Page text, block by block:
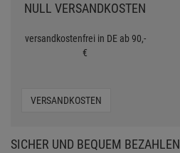
NULL VERSANDKOSTEN
versandkostenfrei in DE ab 90,-
€
VERSANDKOSTEN
SICHER UND BEQUEM BEZAHLEN